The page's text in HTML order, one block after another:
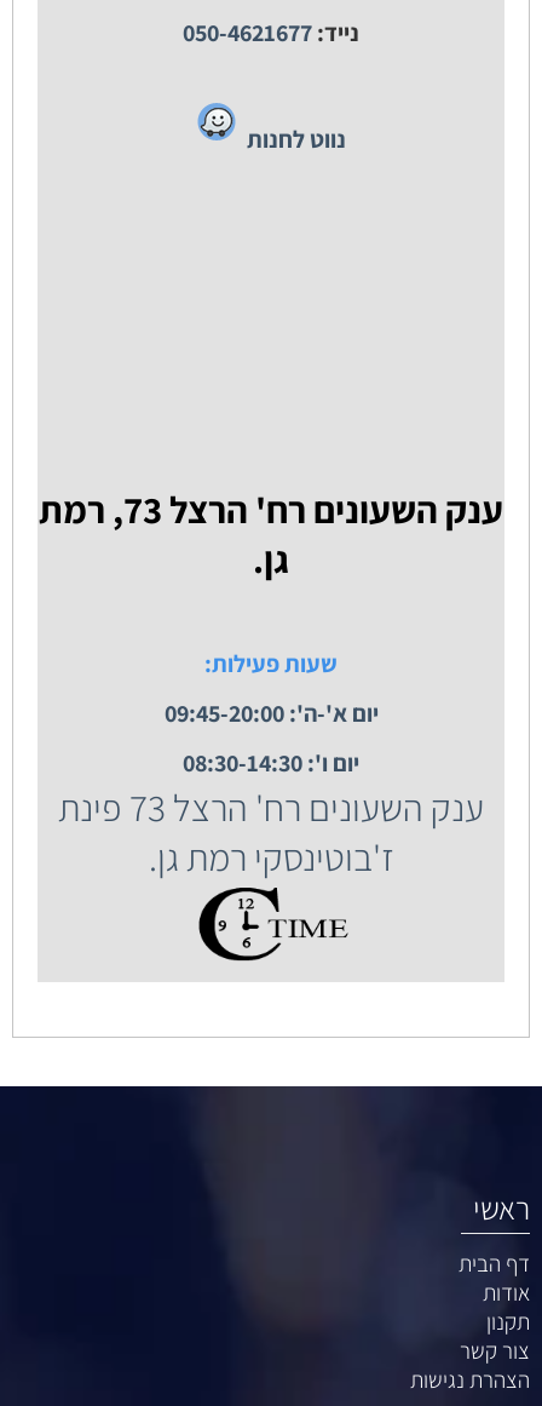
נייד: 050-4621677
נווט לחנות
ענק השעונים רח' הרצל 73, רמת
גן.
שעות פעילות:
יום א'-ה': 09:45-20:00
יום ו': 08:30-14:30
ענק השעונים רח' הרצל 73 פינת
ז'בוטינסקי רמת גן.
ראשי
דף הבית
אודות
תקנון
צור קשר
הצהרת נגישות